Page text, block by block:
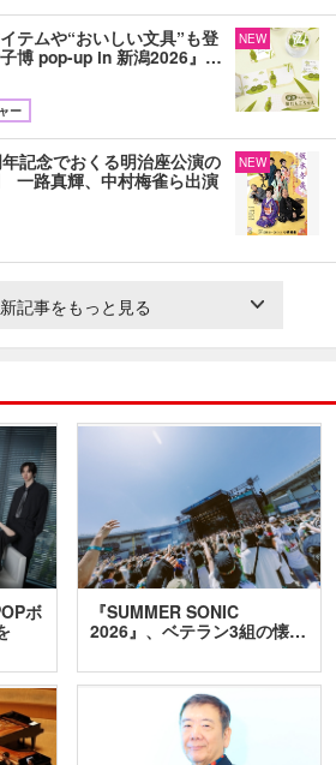
テムや“おいしい文具”も登
博 pop-up in 新潟2026』…
ー
NEW
記念でおくる明治座公演の
一路真輝、中村梅雀ら出演
NEW
記事をもっと見る
ボ
『SUMMER SONIC
2026』、ベテラン3組の懐…